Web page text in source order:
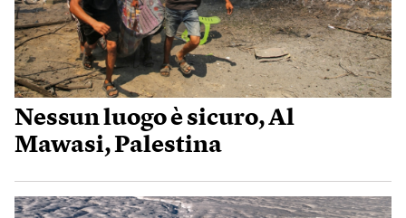
Nessun luogo è sicuro, Al
Mawasi, Palestina